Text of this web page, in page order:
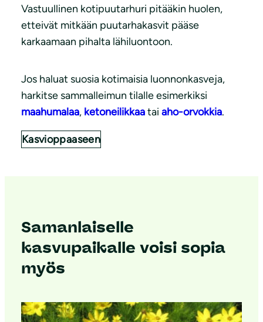
Vastuullinen kotipuutarhuri pitääkin huolen,
etteivät mitkään puutarhakasvit pääse
karkaamaan pihalta lähiluontoon.
Jos haluat suosia kotimaisia luonnonkasveja,
harkitse sammalleimun tilalle esimerkiksi
maahumalaa, ketoneilikkaatai aho-orvokkia.
Kasvioppaaseen
Samanlaiselle
kasvupaikalle voisi sopia
myös